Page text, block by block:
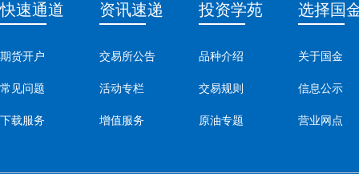
快速通道
期货开户
常见问题
下载服务
资讯速递
交易所公告
活动专栏
增值服务
投资学苑
品种介绍
交易规则
原油专题
选择国
关于国金
信息公示
营业网点